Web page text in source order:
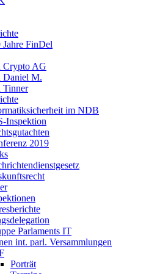
Jahre FinDel
Crypto AG
Daniel M.
Tinner
­im NDB
Inspektion
2019
Parlaments IT
int. parl. Versammlungen
Porträt